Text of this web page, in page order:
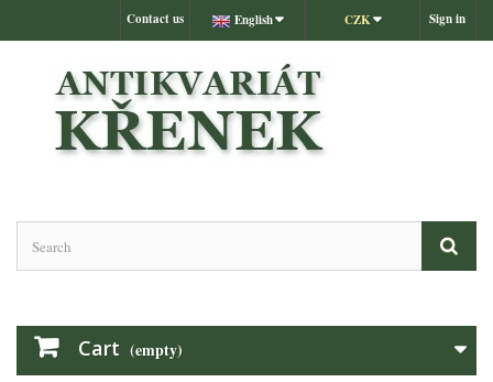
Sign in
CZK
English
Contact us
Cart (empty)